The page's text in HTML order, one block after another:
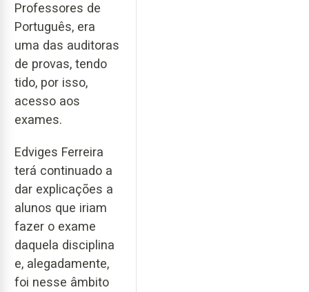
Professores de
Português, era
uma das auditoras
de provas, tendo
tido, por isso,
acesso aos
exames.
Edviges Ferreira
terá continuado a
dar explicações a
alunos que iriam
fazer o exame
daquela disciplina
e, alegadamente,
foi nesse âmbito